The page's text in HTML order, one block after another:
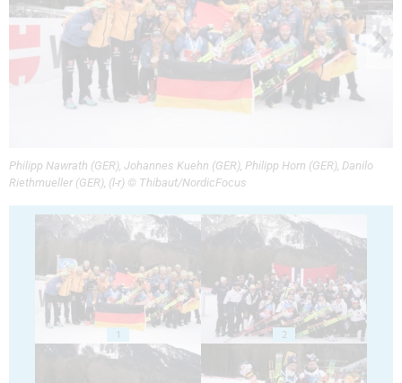
Philipp Nawrath (GER), Johannes Kuehn (GER), Philipp Horn (GER), Danilo
Riethmueller (GER), (l-r) © Thibaut/NordicFocus
1 2